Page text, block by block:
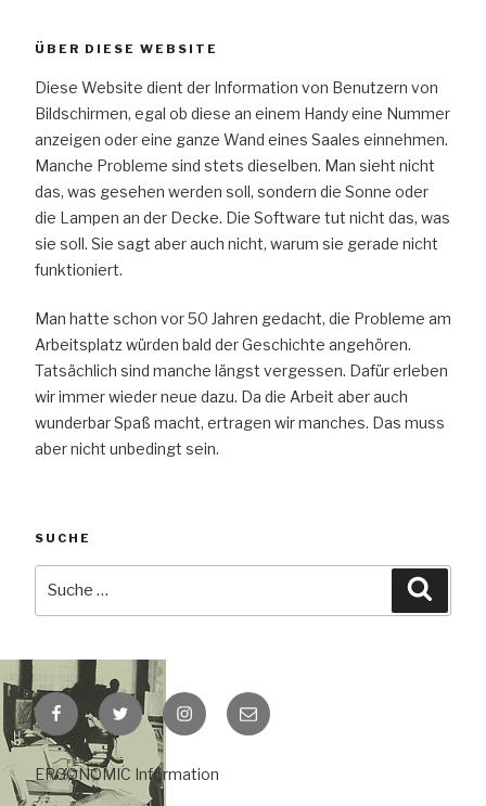
ÜBER DIESE WEBSITE
Diese Website dient der Information von Benutzern von
Bildschirmen, egal ob diese an einem Handy eine Nummer
anzeigen oder eine ganze Wand eines Saales einnehmen.
Manche Probleme sind stets dieselben. Man sieht nicht
das, was gesehen werden soll, sondern die Sonne oder
die Lampen an der Decke. Die Software tut nicht das, was
sie soll. Sie sagt aber auch nicht, warum sie gerade nicht
funktioniert.
Man hatte schon vor 50 Jahren gedacht, die Probleme am
Arbeitsplatz würden bald der Geschichte angehören.
Tatsächlich sind manche längst vergessen. Dafür erleben
wir immer wieder neue dazu. Da die Arbeit aber auch
wunderbar Spaß macht, ertragen wir manches. Das muss
aber nicht unbedingt sein.
SUCHE
FacebookTwitter Instagram
E-
Mail
ERGONOMIC Information